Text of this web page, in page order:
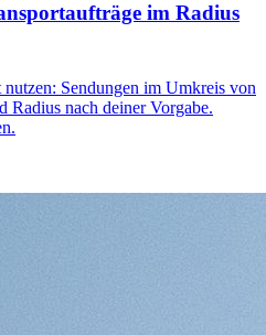
im Radius
Sendungen im Umkreis von
Radius nach deiner Vorgabe.